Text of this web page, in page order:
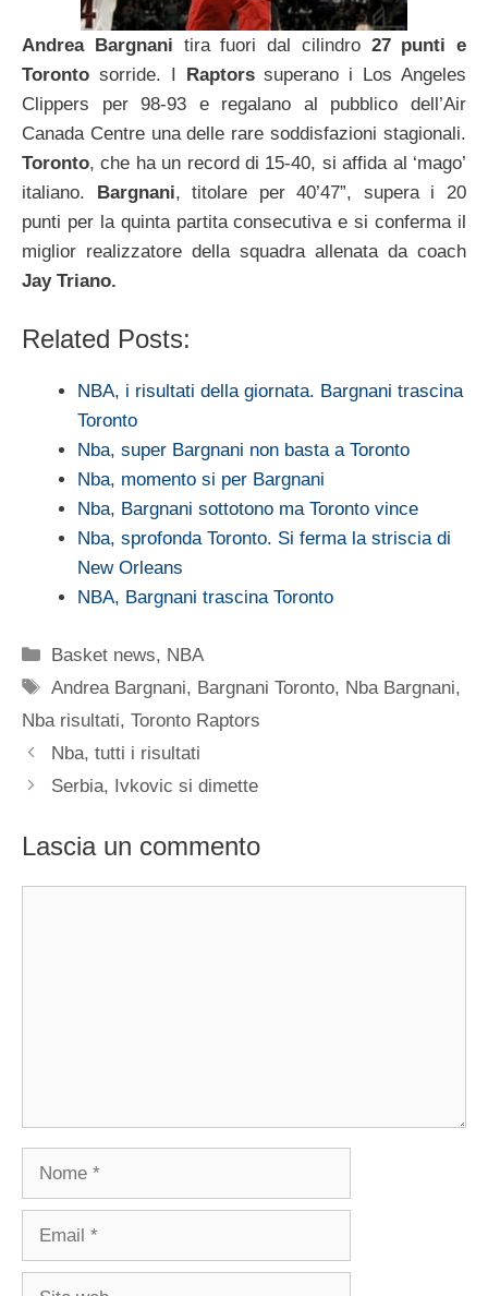
Andrea Bargnani tira fuori dal cilindro 27 punti e
Toronto sorride. I Raptorssuperano i Los Angeles
Clippers per 98-93 e regalano al pubblico dell’Air
Canada Centre una delle rare soddisfazioni stagionali.
Toronto, che ha un record di 15-40, si affida al ‘mago’
italiano.
Bargnani, titolare per 40’47”, supera i 20
punti per la quinta partita consecutiva e si conferma il
miglior realizzatore della squadra allenata da coach
Jay Triano.
Related Posts:
NBA, i risultati della giornata. Bargnani trascina
Toronto
Nba, super Bargnani non basta a Toronto
Nba, momento si per Bargnani
Nba, Bargnani sottotono ma Toronto vince
Nba, sprofonda Toronto. Si ferma la striscia di
New Orleans
NBA, Bargnani trascina Toronto
Categorie
Basket news, NBA
Tag
Andrea Bargnani, Bargnani Toronto, Nba Bargnani,
Nba risultati, Toronto Raptors
Nba, tutti i risultati
Serbia, Ivkovic si dimette
Lascia un commento